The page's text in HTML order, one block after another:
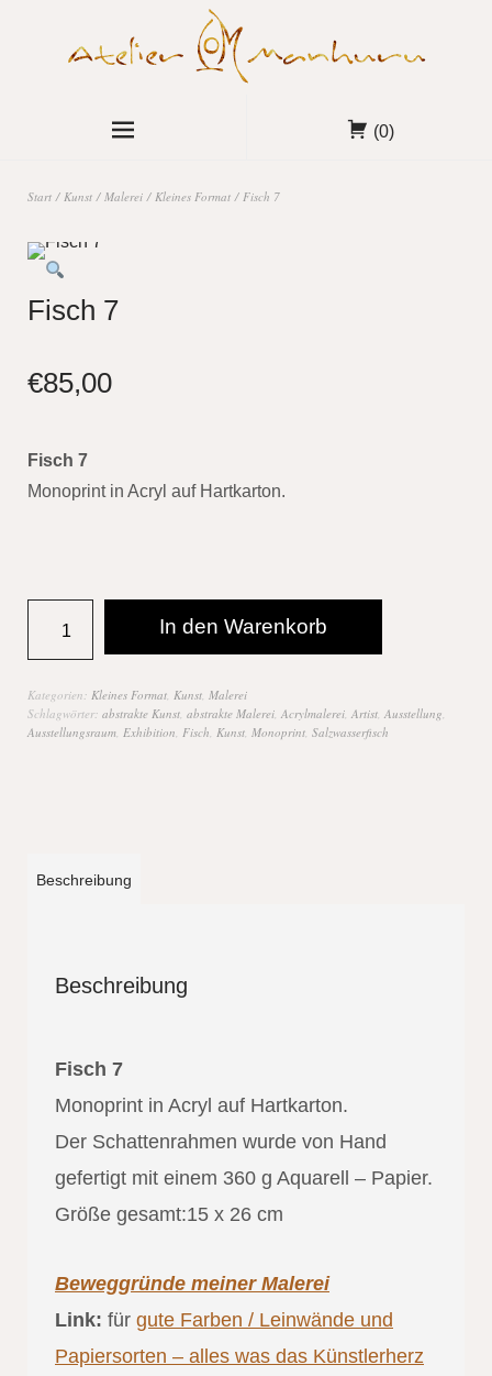
(0)
Start / Kunst / Malerei / Kleines Format / Fisch 7
Fisch 7
€85,00
Fisch 7
Monoprint in Acryl auf Hartkarton.
In den Warenkorb
Kategorien: Kleines Format, Kunst, Malerei
Schlagwörter: abstrakte Kunst, abstrakte Malerei, Acrylmalerei, Artist, Ausstellung,
Ausstellungsraum, Exhibition, Fisch, Kunst, Monoprint, Salzwasserfisch
Beschreibung
Beschreibung
Fisch 7
Monoprint in Acryl auf Hartkarton.
Der Schattenrahmen wurde von Hand
gefertigt mit einem 360 g Aquarell – Papier.
Größe gesamt:15 x 26 cm
Beweggründe meiner Malerei
Link: für gute Farben / Leinwände und
Papiersorten – alles was das Künstlerherz